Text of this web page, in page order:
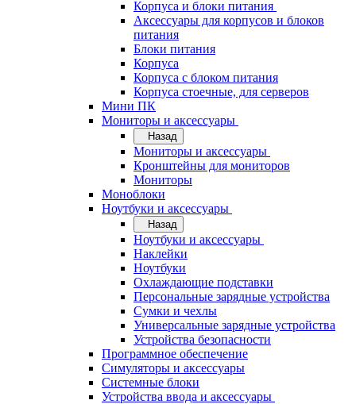
Корпуса и блоки питания
Аксессуары для корпусов и блоков
питания
Блоки питания
Корпуса
Корпуса с блоком питания
Корпуса стоечные, для серверов
Мини ПК
Мониторы и аксессуары
Назад
Мониторы и аксессуары
Кронштейны для мониторов
Мониторы
Моноблоки
Ноутбуки и аксессуары
Назад
Ноутбуки и аксессуары
Наклейки
Ноутбуки
Охлаждающие подставки
Персональные зарядные устройства
Сумки и чехлы
Универсальные зарядные устройства
Устройства безопасности
Программное обеспечение
Симуляторы и аксессуары
Системные блоки
Устройства ввода и аксессуары